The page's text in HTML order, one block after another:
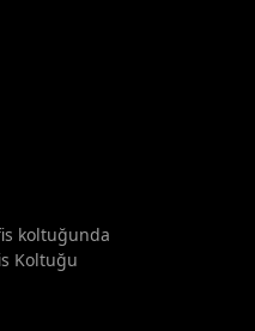
koltuğunda
Koltuğu